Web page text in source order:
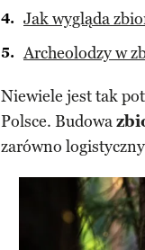
Jak wygląda
Archeolodzy w
Niewiele jest tak
Polsce. Budowa
zarówno